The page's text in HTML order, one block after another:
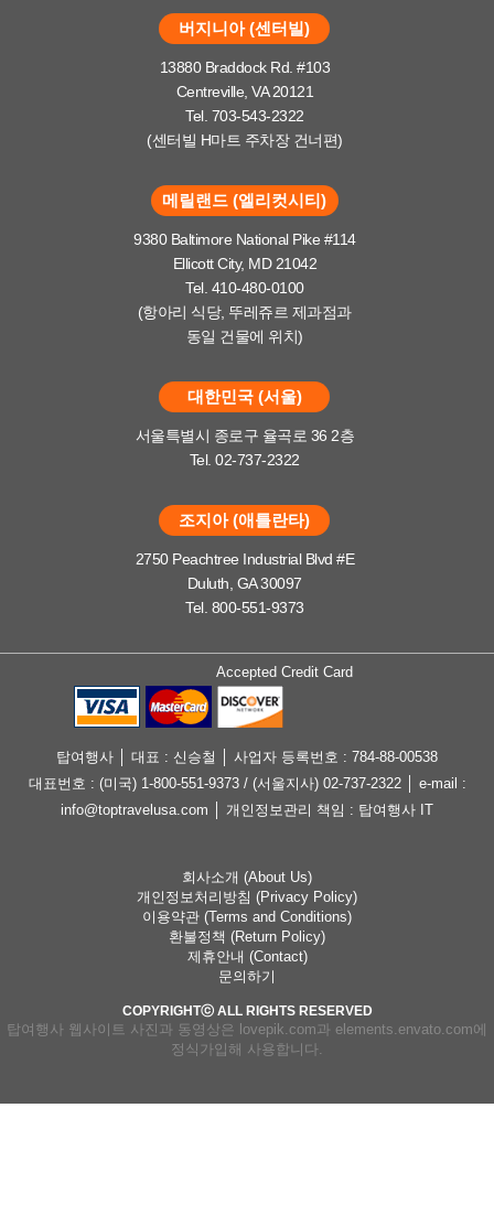
버지니아 (센터빌)
13880 Braddock Rd. #103
Centreville, VA 20121
Tel. 703-543-2322
(센터빌 H마트 주차장 건너편)
메릴랜드 (엘리컷시티)
9380 Baltimore National Pike #114
Ellicott City, MD 21042
Tel. 410-480-0100
(항아리 식당, 뚜레쥬르 제과점과
동일 건물에 위치)
대한민국 (서울)
서울특별시 종로구 율곡로 36 2층
Tel. 02-737-2322
조지아 (애틀란타)
2750 Peachtree Industrial Blvd #E
Duluth, GA 30097
Tel. 800-551-9373
Accepted Credit Card
탑여행사 │ 대표 : 신승철 │ 사업자 등록번호 : 784-88-00538
대표번호 : (미국) 1-800-551-9373 / (서울지사) 02-737-2322 │ e-mail :
info@toptravelusa.com │ 개인정보관리 책임 : 탑여행사 IT
회사소개 (About Us)
개인정보처리방침 (Privacy Policy)
이용약관 (Terms and Conditions)
환불정책 (Return Policy)
제휴안내 (Contact)
문의하기
COPYRIGHTⓒ ALL RIGHTS RESERVED
탑여행사 웹사이트 사진과 동영상은 lovepik.com과 elements.envato.com에
정식가입해 사용합니다.